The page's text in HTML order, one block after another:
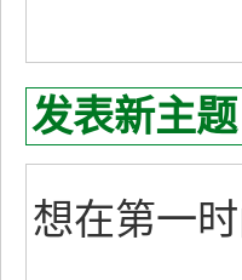
发表新主题
想在第一